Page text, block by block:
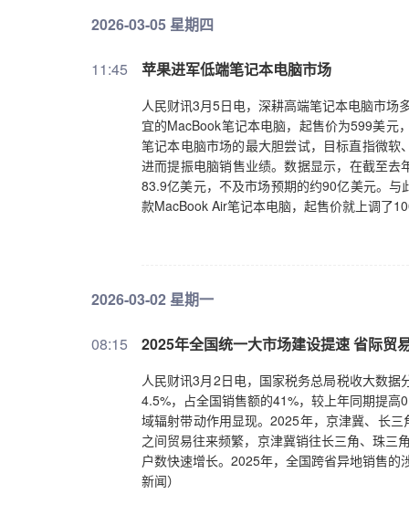
2026-03-05 星期四
11:45 苹果进军低端笔记本电脑市场
人民财讯3月5日电，深耕高端笔记本电脑市场
宜的MacBook笔记本电脑，起售价为599美元
笔记本电脑市场的最大胆尝试，目标直指微
进而提振电脑销售业绩。数据显示，在截至
83.9亿美元，不及市场预期的约90亿美元。
款MacBook Air笔记本电脑，起售价就上调了
2026-03-02 星期一
08:15 2025年全国统一大市场建设提速 省际贸
人民财讯3月2日电，国家税务总局税收大数
4.5%，占全国销售额的41%，较上年同期提
域辐射带动作用显现。2025年，京津冀、长
之间贸易往来频繁，京津冀销往长三角、珠三
户数快速增长。2025年，全国跨省异地销售
新闻）